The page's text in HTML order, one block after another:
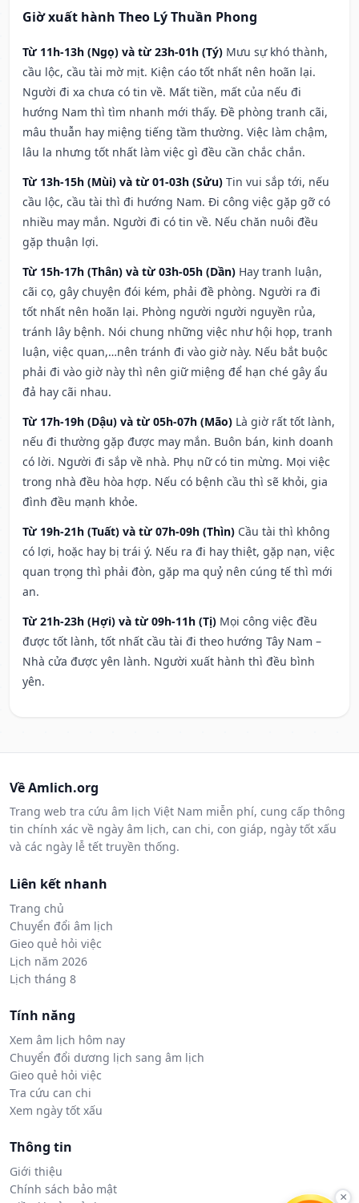
Giờ xuất hành Theo Lý Thuần Phong
Từ 11h-13h (Ngọ) và từ 23h-01h (Tý) Mưu sự khó thành,
cầu lộc, cầu tài mờ mịt. Kiện cáo tốt nhất nên hoãn lại.
Người đi xa chưa có tin về. Mất tiền, mất của nếu đi
hướng Nam thì tìm nhanh mới thấy. Đề phòng tranh cãi,
mâu thuẫn hay miệng tiếng tầm thường. Việc làm chậm,
lâu la nhưng tốt nhất làm việc gì đều cần chắc chắn.
Từ 13h-15h (Mùi) và từ 01-03h (Sửu) Tin vui sắp tới, nếu
cầu lộc, cầu tài thì đi hướng Nam. Đi công việc gặp gỡ có
nhiều may mắn. Người đi có tin về. Nếu chăn nuôi đều
gặp thuận lợi.
Từ 15h-17h (Thân) và từ 03h-05h (Dần) Hay tranh luận,
cãi cọ, gây chuyện đói kém, phải đề phòng. Người ra đi
tốt nhất nên hoãn lại. Phòng người người nguyền rủa,
tránh lây bệnh. Nói chung những việc như hội họp, tranh
luận, việc quan,…nên tránh đi vào giờ này. Nếu bắt buộc
phải đi vào giờ này thì nên giữ miệng để hạn ché gây ẩu
đả hay cãi nhau.
Từ 17h-19h (Dậu) và từ 05h-07h (Mão) Là giờ rất tốt lành,
nếu đi thường gặp được may mắn. Buôn bán, kinh doanh
có lời. Người đi sắp về nhà. Phụ nữ có tin mừng. Mọi việc
trong nhà đều hòa hợp. Nếu có bệnh cầu thì sẽ khỏi, gia
đình đều mạnh khỏe.
Từ 19h-21h (Tuất) và từ 07h-09h (Thìn) Cầu tài thì không
có lợi, hoặc hay bị trái ý. Nếu ra đi hay thiệt, gặp nạn, việc
quan trọng thì phải đòn, gặp ma quỷ nên cúng tế thì mới
an.
Từ 21h-23h (Hợi) và từ 09h-11h (Tị) Mọi công việc đều
được tốt lành, tốt nhất cầu tài đi theo hướng Tây Nam –
Nhà cửa được yên lành. Người xuất hành thì đều bình
yên.
Về Amlich.org
Trang web tra cứu âm lịch Việt Nam miễn phí, cung cấp thông
tin chính xác về ngày âm lịch, can chi, con giáp, ngày tốt xấu
và các ngày lễ tết truyền thống.
Liên kết nhanh
Trang chủ
Chuyển đổi âm lịch
Gieo quẻ hỏi việc
Lịch năm 2026
Lịch tháng 8
Tính năng
Xem âm lịch hôm nay
Chuyển đổi dương lịch sang âm lịch
Gieo quẻ hỏi việc
Tra cứu can chi
Xem ngày tốt xấu
Thông tin
Giới thiệu
Chính sách bảo mật
×